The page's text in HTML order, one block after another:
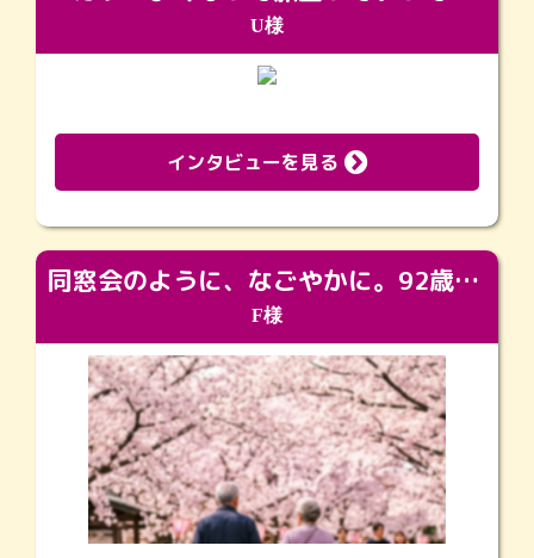
U様
インタビューを見る
同窓会のように、なごやかに。92歳の旅立ちを彩った、再会と感謝の場
F様